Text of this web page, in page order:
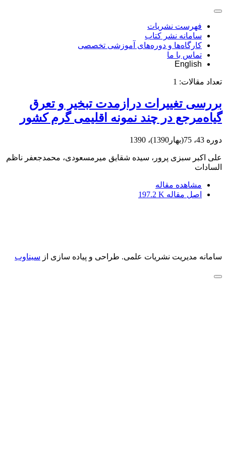
فهرست نشریات
سامانه نشر کتاب
کارگاه‌ها و دوره‌های آموزشی تخصصی
تماس با ما
English
تعداد مقالات: 1
بررسی تغییرات درازمدت تبخیر و تعرق
گیاه‌مرجع در چند نمونه اقلیمی گرم کشور
دوره 43، 75(بهار1390)، 1390
علی اکبر سبزی پرور، سیده شقایق میرمسعودی، محمدجعفر ناظم
السادات
مشاهده مقاله
اصل مقاله 197.2 K
سامانه مدیریت نشریات علمی. طراحی و پیاده سازی از سیناوب